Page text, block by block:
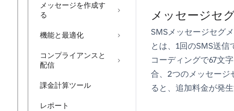
メッセージを作成す
る
機能と最適化
コンプライアンスと
配信
課金計算ツール
レポート
メッセージセ
SMSメッセージセグ
とは、1回のSMS送
コーディングで67文
合、2つのメッセージ
ると、追加料金が発